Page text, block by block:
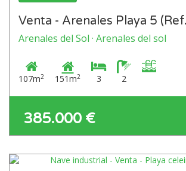
Venta - Arenales Playa 5
Arenales del Sol · Arenales del sol
107m2 151m2 3 2
385.000 €